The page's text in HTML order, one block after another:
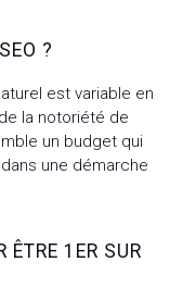
?
est variable en
la notoriété de
un budget qui
une démarche
ÊTRE 1ER SUR